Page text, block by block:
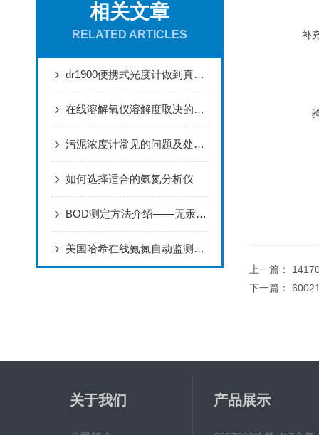
相关文章
RELATED ARTICLES
dr1900便携式光度计做到真正便携，轻松应对各种测量需求
在线溶解氧仪溶解度取决的因素
污泥浓度计常见的问题及处理方法供使用者借鉴和参考
如何选择适合的氨氮分析仪
BOD测定方法介绍——无汞压差法
美国哈希在线氨氮自动监测仪特点
补
上一篇：
下一篇：
关于我们 产品展示